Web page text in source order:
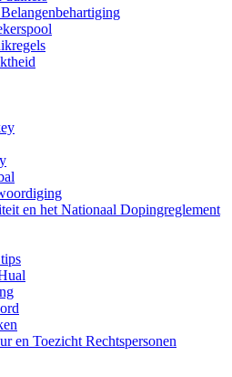
en het Nationaal Dopingreglement
en Toezicht Rechtspersonen